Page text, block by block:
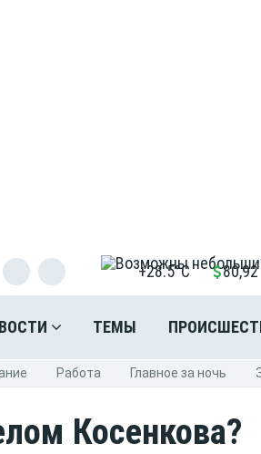
+28.5°C 80,92
ТЕМЫ
Pабота Главное за ночь
Косенкова?